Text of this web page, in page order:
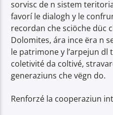
sorvisc de n sistem
favorí le dialogh y le
recordan che sciöche düc
Dolomites, ára ince ëra n
le patrimone y l’arpejun
coletivité da coltivé,
generaziuns che vëgn do.
Renforzé la cooperaziun